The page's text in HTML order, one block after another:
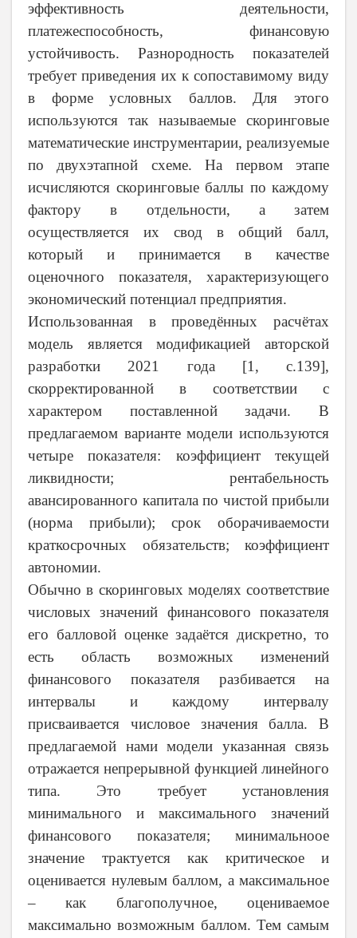
эффективность деятельности,
платежеспособность, финансовую
устойчивость. Разнородность показателей
требует приведения их к сопоставимому виду
в форме условных баллов. Для этого
используются так называемые скоринговые
математические инструментарии, реализуемые
по двухэтапной схеме. На первом этапе
исчисляются скоринговые баллы по каждому
фактору в отдельности, а затем
осуществляется их свод в общий балл,
который и принимается в качестве
оценочного показателя, характеризующего
экономический потенциал предприятия.
Использованная в проведённых расчётах
модель является модификацией авторской
разработки 2021 года [1, с.139],
скорректированной в соответствии с
характером поставленной задачи. В
предлагаемом варианте модели используются
четыре показателя: коэффициент текущей
ликвидности; рентабельность
авансированного капитала по чистой прибыли
(норма прибыли); срок оборачиваемости
краткосрочных обязательств; коэффициент
автономии.
Обычно в скоринговых моделях соответствие
числовых значений финансового показателя
его балловой оценке задаётся дискретно, то
есть область возможных изменений
финансового показателя разбивается на
интервалы и каждому интервалу
присваивается числовое значения балла. В
предлагаемой нами модели указанная связь
отражается непрерывной функцией линейного
типа. Это требует установления
минимального и максимального значений
финансового показателя; минимальноое
значение трактуется как критическое и
оценивается нулевым баллом, а максимальное
– как благополучное, оцениваемое
максимально возможным баллом. Тем самым